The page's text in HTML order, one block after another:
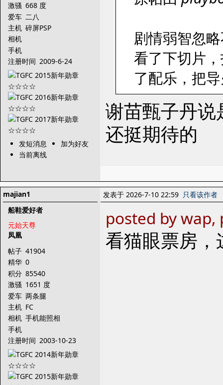
激骚 668 度
爱车 二八
主机 碎屏PSP
相机
手机
注册时间 2009-6-24
发短消息
加为好友
当前离线
剧情弱智忽
看了下切片
了配乐，把
谢苗甄子丹
还挺期待的
majian1
船鞋爱好者
元始天尊
凤凰
帖子 41904
精华 0
积分 85540
激骚 1651 度
爱车 两条腿
主机 FC
相机 手机能照相
手机
注册时间 2003-10-23
发表于 2026-7-10 22:59 只看该作者
posted by
看猫眼票房